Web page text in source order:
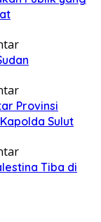
Provinsi
Sulut
Tiba di